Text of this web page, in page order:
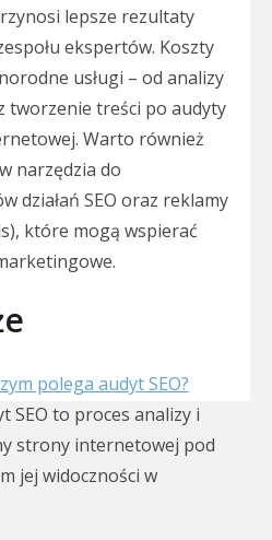
lepsze rezultaty
ekspertów. Koszty
usługi – od analizy
tworzenie treści po audyty
Warto również
narzędzia do
działań SEO oraz reklamy
które mogą wspierać
polega audyt SEO?
SEO to proces analizy i
strony internetowej pod
jej widoczności w